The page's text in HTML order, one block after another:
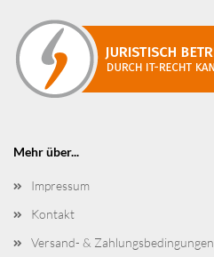
Mehr über...
Impressum
Kontakt
Versand- & Zahlungsbedingungen